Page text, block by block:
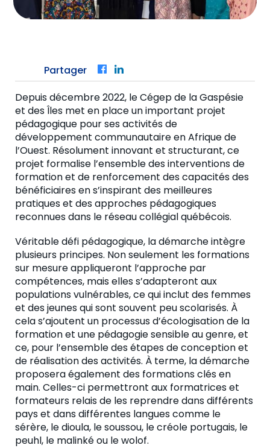
Partager Facebook
Depuis décembre 2022, le Cégep de la Gaspésie
et des Îles met en place un important projet
pédagogique pour ses activités de
développement communautaire en Afrique de
l’Ouest. Résolument innovant et structurant, ce
projet formalise l’ensemble des interventions de
formation et de renforcement des capacités des
bénéficiaires en s’inspirant des meilleures
pratiques et des approches pédagogiques
reconnues dans le réseau collégial québécois.
Véritable défi pédagogique, la démarche intègre
plusieurs principes. Non seulement les formations
sur mesure appliqueront l’approche par
compétences, mais elles s’adapteront aux
populations vulnérables, ce qui inclut des femmes
et des jeunes qui sont souvent peu scolarisés. À
cela s’ajoutent un processus d’écologisation de la
formation et une pédagogie sensible au genre, et
ce, pour l’ensemble des étapes de conception et
de réalisation des activités. À terme, la démarche
proposera également des formations clés en
main. Celles-ci permettront aux formatrices et
formateurs relais de les reprendre dans différents
pays et dans différentes langues comme le
sérère, le dioula, le soussou, le créole portugais, le
peuhl, le malinké ou le wolof.